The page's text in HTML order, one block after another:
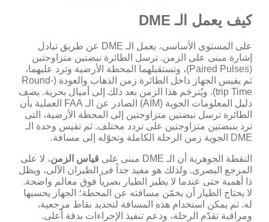
كيف يعمل الـ DME
على المستوى الأساسى، يعمل الـ DME عن طريق تبادل
إشارة مبنى على الزمن. ترسل الطائرة نبضتين متزاوجتين
(Paired Pulses)، وتستقبلهما المحطة الأرضية وترد عليهما،
ثم يقيس الجهاز داخل الطائرة زمن الذهاب والعودة (Round-
trip Time). ويُترجَم هذا الزمن بعد ذلك إلى أميال بحرية. يصف
دليل المعلومات الجوية (AIM) الصادر عن الـ FAA العملية بأن
الطائرة ترسل نبضتين متزاوجتين إلى المحطة الأرضية، التى
ترد بنبضتين متزاوجتين على تردد مختلف. ثم تقيس وحدة الـ
DME الجوية زمن الرحلة الكاملة وتحوّله إلى مسافة.
النقطة الجوهرية أن الـ DME مبنى على قياس الزمن، لا على
المرجع البصرى. ولذلك هو مفيد جداً فى الطيران الآلى، ويظل
ذا أهمية حتى عندما لا يطير الطيار بصرياً فوق معالم واضحة.
لا يحتاج الطيار أن يخمّن مسافته عن المحطة؛ الجهاز يحسبها
له. ثم يمكن استخدام هذه المسافة لتحديد نقاط مرجعية،
ومراقبة تقدّم الرحلة، ودعم تنفيذ الإجراءات بدقة أعلى.